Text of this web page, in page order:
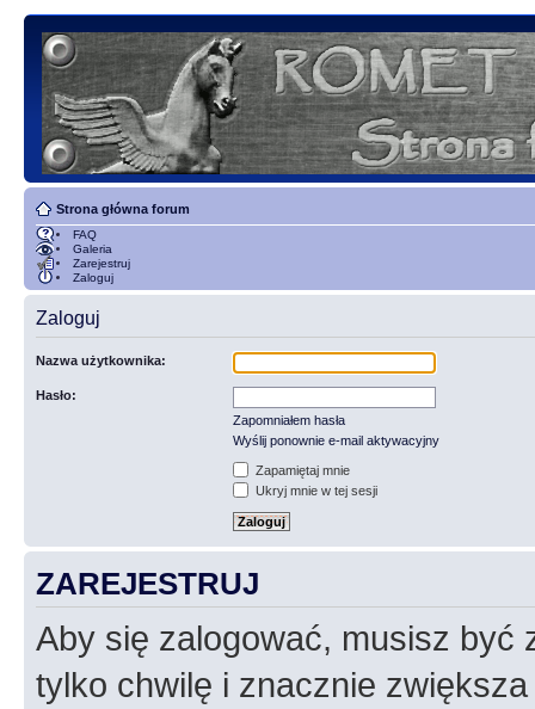
Strona główna forum
FAQ
Galeria
Zarejestruj
Zaloguj
Zaloguj
Nazwa użytkownika:
Hasło:
Zapomniałem hasła
Wyślij ponownie e-mail aktywacyjny
Zapamiętaj mnie
Ukryj mnie w tej sesji
ZAREJESTRUJ
Aby się zalogować, musisz być
tylko chwilę i znacznie